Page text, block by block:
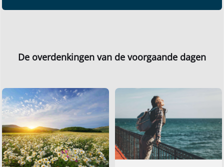
De overdenkingen van de voorgaande dagen